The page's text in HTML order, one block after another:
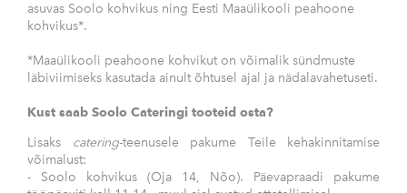
asuvas Soolo kohvikus ning Eesti Maaülikooli peahoone
kohvikus*.
*Maaülikooli peahoone kohvikut on võimalik sündmuste
läbiviimiseks kasutada ainult õhtusel ajal ja nädalavahetuseti.
Kust saab Soolo Cateringi tooteid osta?
Lisaks catering-teenusele pakume Teile kehakinnitamise
võimalust:
- Soolo kohvikus (Oja 14, Nõo). Päevapraadi pakume